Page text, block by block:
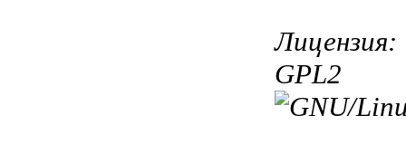
Лицензия:
GPL2